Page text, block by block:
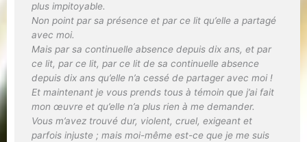
plus impitoyable.
Non point par sa présence et par ce lit qu’elle a partagé
avec moi.
Mais par sa continuelle absence depuis dix ans, et par
ce lit, par ce lit, par ce lit de sa continuelle absence
depuis dix ans qu’elle n’a cessé de partager avec moi !
Et maintenant je vous prends tous à témoin que j’ai fait
mon œuvre et qu’elle n’a plus rien à me demander.
Vous m’avez trouvé dur, violent, cruel, exigeant et
parfois injuste ; mais moi-même est-ce que je me suis